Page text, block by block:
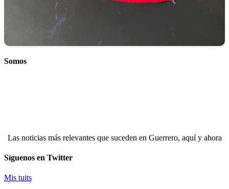
Somos
Las noticias más relevantes que suceden en Guerrero, aquí y ahora
Síguenos en Twitter
Mis tuits